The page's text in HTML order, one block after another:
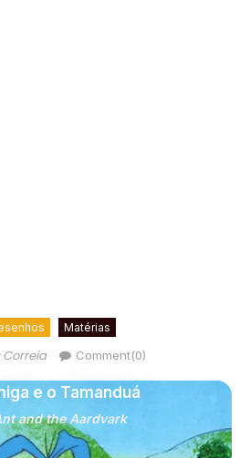
Matérias
Correia Comment(0)
and the Aardvark
e o Tamanduá